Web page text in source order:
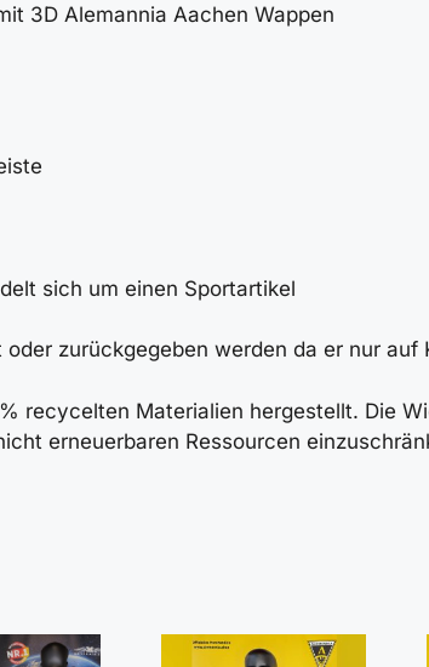
3D Alemannia Aachen Wappen
sich um einen Sportartikel
zurückgegeben werden da er nur auf
recycelten Materialien hergestellt. Die
erneuerbaren Ressourcen